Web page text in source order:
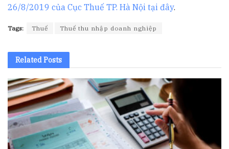
26/8/2019 của Cục Thuế TP. Hà Nội tại đây.
Tags: Thuế Thuế thu nhập doanh nghiệp
RelatedPosts